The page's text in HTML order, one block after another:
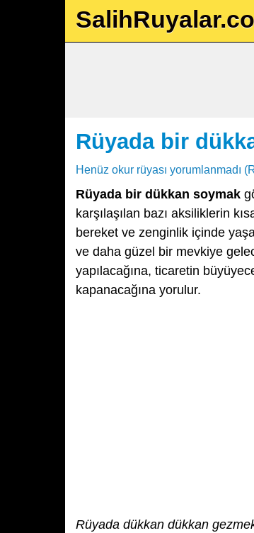
Rüyada bir
Henüz okur rüyası yorumlanmadı
Rüyada bir dükkan soymak
karşılaşılan bazı aksiliklerin
bereket ve zenginlik içinde
ve daha güzel bir mevkiye
yapılacağına, ticaretin
kapanacağına yorulur.
Rüyada dükkan dükkan